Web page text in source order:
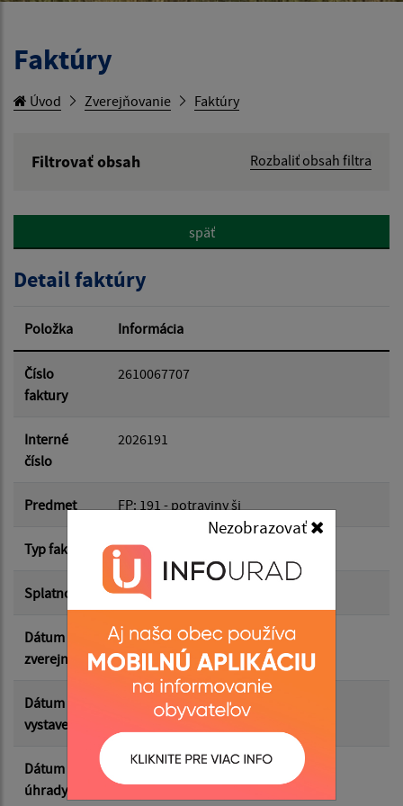
Nezobrazovať
Faktúry
Úvod Zverejňovanie Faktúry
Filtrovať obsah
Rozbaliť obsah filtra
Hľadať v:
Dátum od:
Dátum do:
Suma od:
Suma do:
Filtrovať Reset
späť
Detail faktúry
Položka Informácia
Číslo
faktury
2610067707
Interné
číslo
2026191
Predmet FP: 191 - potraviny šj
Typ faktúry dodávateľská
Splatnosť 20.05.2026
Dátum
zverejnenia
22.05.2026
Dátum
vystavenia
06.05.2026
Dátum
úhrady
20.05.2026